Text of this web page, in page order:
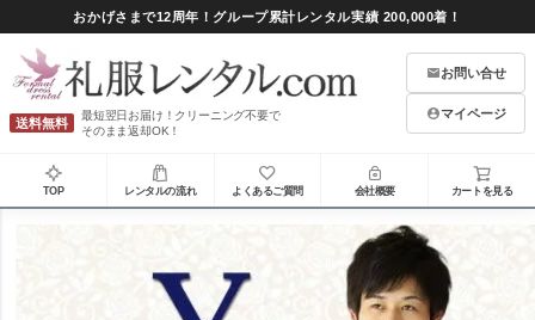
おかげさまで12周年！グループ累計レンタル実績 200,000着！
送料無料
最短翌日お届け！クリーニング不要で
そのまま返却OK！
お問い合せ
マイページ
TOP レンタルの流れ よくあるご質問 会社概要 カートを見る